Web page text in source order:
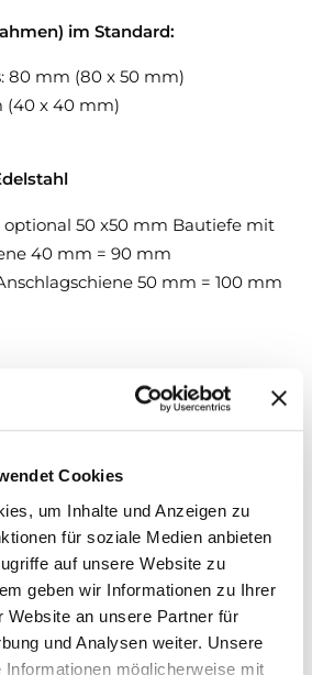
Cookies
um Inhalte und Anzeigen zu
für soziale Medien anbieten
auf unsere Website zu
geben wir Informationen zu Ihrer
Website an unsere Partner für
und Analysen weiter. Unsere
Informationen möglicherweise mit
im Standard:
80 mm (80 x 50 mm)
(40 x 40 mm)
50 x50 mm Bautiefe mit
40 mm = 90 mm
50 mm = 100 mm
mit statischem
geschweißt, Torverschalung
1)(Vollbad-Verzinkung)
können Unebenheiten in der lackierten